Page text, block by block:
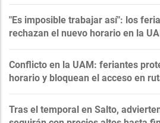
"Es imposible trabajar así": los
rechazan el nuevo horario en la
Conflicto en la UAM: feriantes
horario y bloquean el acceso en
Tras el temporal en Salto,